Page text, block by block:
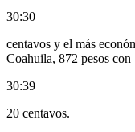
30:30
centavos y el más
Coahuila, 872 pesos con
30:39
20 centavos.